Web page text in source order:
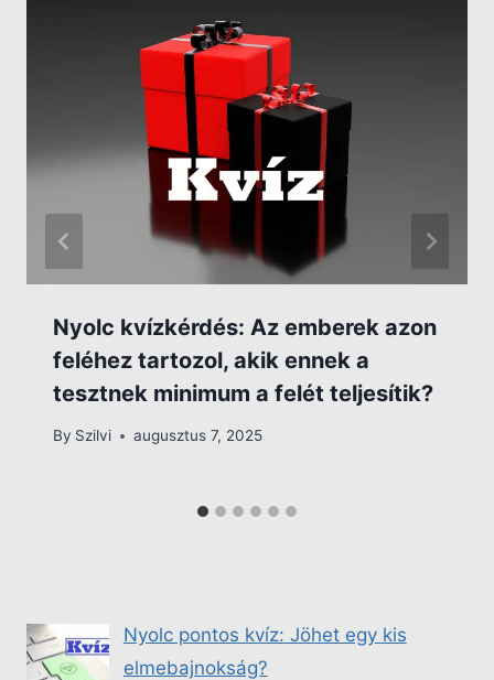
Nyolc kvízkérdés: Az emberek azon
feléhez tartozol, akik ennek a
tesztnek minimum a felét teljesítik?
By Szilvi augusztus 7, 2025
Nyolc pontos kvíz: Jöhet egy kis
elmebajnokság?